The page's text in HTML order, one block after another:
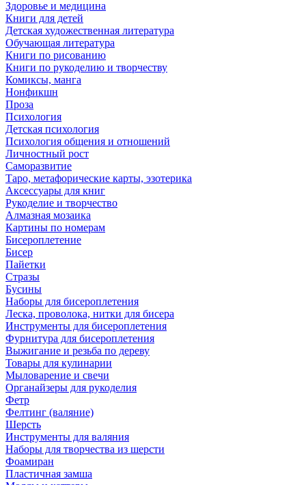
Здоровье и медицина
Книги для детей
Детская художественная литература
Обучающая литература
Книги по рисованию
Книги по рукоделию и творчеству
Комиксы, манга
Нонфикшн
Проза
Психология
Детская психология
Психология общения и отношений
Личностный рост
Саморазвитие
Таро, метафорические карты, эзотерика
Аксессуары для книг
Рукоделие и творчество
Алмазная мозаика
Картины по номерам
Бисероплетение
Бисер
Пайетки
Стразы
Бусины
Наборы для бисероплетения
Леска, проволока, нитки для бисера
Инструменты для бисероплетения
Фурнитура для бисероплетения
Выжигание и резьба по дереву
Товары для кулинарии
Мыловарение и свечи
Органайзеры для рукоделия
Фетр
Фелтинг (валяние)
Шерсть
Инструменты для валяния
Наборы для творчества из шерсти
Фоамиран
Пластичная замша